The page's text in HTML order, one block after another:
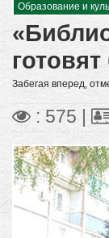
Образование и
Забегая вперед,
: 575 |